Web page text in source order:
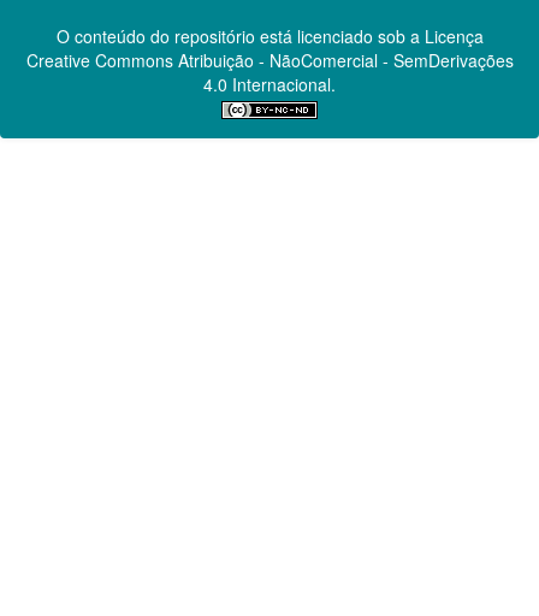
O conteúdo do repositório está licenciado sob a Licença
Creative CommonsAtribuição - NãoComercial - SemDerivações
4.0 Internacional.